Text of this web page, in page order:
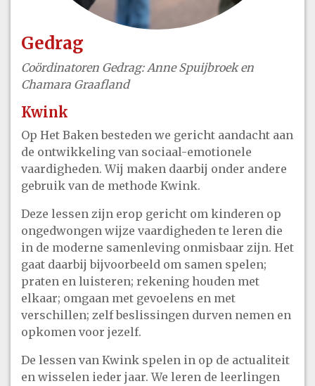
Gedrag
Coördinatoren Gedrag: Anne Spuijbroek en
Chamara Graafland
Kwink
Op Het Baken besteden we gericht aandacht aan
de ontwikkeling van sociaal-emotionele
vaardigheden. Wij maken daarbij onder andere
gebruik van de methode Kwink.
Deze lessen zijn erop gericht om kinderen op
ongedwongen wijze vaardigheden te leren die
in de moderne samenleving onmisbaar zijn. Het
gaat daarbij bijvoorbeeld om samen spelen;
praten en luisteren; rekening houden met
elkaar; omgaan met gevoelens en met
verschillen; zelf beslissingen durven nemen en
opkomen voor jezelf.
De lessen van Kwink spelen in op de actualiteit
en wisselen ieder jaar. We leren de leerlingen